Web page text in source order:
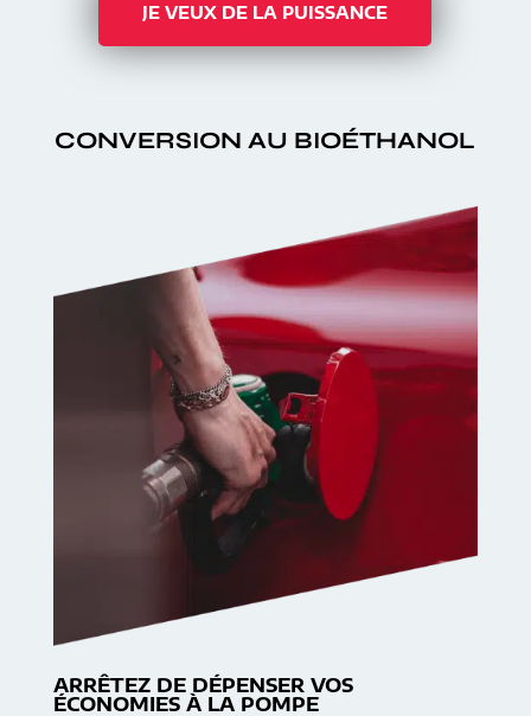
JE VEUX DE LA PUISSANCE
CONVERSION AU BIOÉTHANOL
ARRÊTEZ DE DÉPENSER VOS
ÉCONOMIES À LA POMPE